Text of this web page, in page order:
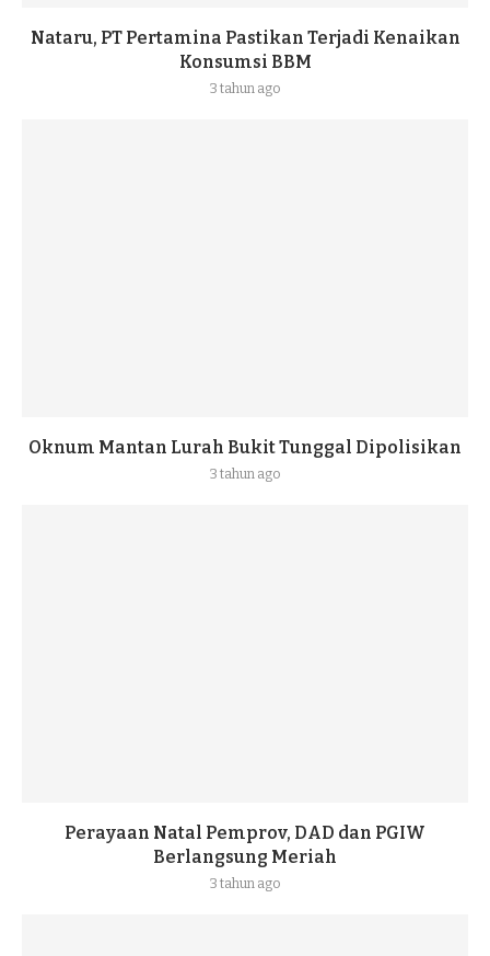
Nataru, PT Pertamina Pastikan Terjadi Kenaikan
Konsumsi BBM
3 tahun ago
Oknum Mantan Lurah Bukit Tunggal Dipolisikan
3 tahun ago
Perayaan Natal Pemprov, DAD dan PGIW
Berlangsung Meriah
3 tahun ago